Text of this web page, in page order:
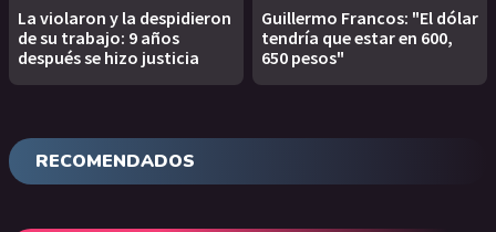
La violaron y la despidieron
de su trabajo: 9 años
después se hizo justicia
Guillermo Francos: "El dólar
tendría que estar en 600,
650 pesos"
RECOMENDADOS